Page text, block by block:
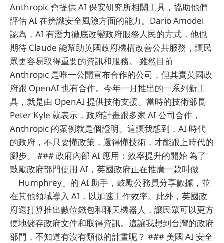
Anthropic 會提供 AI 保安研究所相關工具，協助他們
評估 AI 在辨識安全風險方面的能力。Dario Amodei
認為，AI 有潛力徹底改變政府服務人民的方式，他也
期待 Claude 能幫助英國政府機構改善公共服務，讓民
眾更容易取得重要的資訊和服務。 雖然目前
Anthropic 是唯一公開宣布合作的公司，但其實英國政
府跟 OpenAI 也有合作。今年一月推出的一系列新工
具，就是由 OpenAI 提供技術支援。當時的技術部長
Peter Kyle 就表示，政府計畫跟多家 AI 公司合作，
Anthropic 的案例就是個證明。這讓我想到，AI 時代
的政府，不只要懂政策，還得懂技術，才能跟上時代的
腳步。 ### 政府內部 AI 應用：效率提升的開始 為了
鼓勵政府部門使用 AI，英國政府正在推廣一款叫做
「Humphrey」的 AI 助手，鼓勵公務員分享數據，並
在其他領域導入 AI，以加速工作效率。此外，英國政
府還打算推出數位錢包和聊天機器人，讓民眾可以更方
便地儲存政府文件和取得資訊。這讓我想到台灣的政府
部門，不知道有沒有類似的計畫呢？ ### 美國 AI 安全